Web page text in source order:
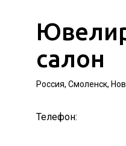
салон
Россия, Смоленск,
Телефон: